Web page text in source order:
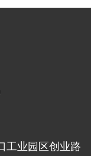
工业园区创业路